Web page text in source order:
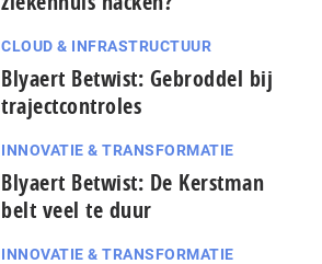
CLOUD & INFRASTRUCTUUR
Blyaert Betwist: Gebroddel bij
trajectcontroles
INNOVATIE & TRANSFORMATIE
Blyaert Betwist: De Kerstman
belt veel te duur
INNOVATIE & TRANSFORMATIE